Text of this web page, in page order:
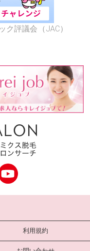
ク評議会（JAC）
利用規約